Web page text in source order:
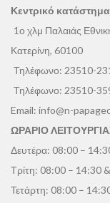
Κεντρικό κατάστημα
1ο χλμ Παλαιάς
Κατερίνη, 60100
Τηλέφωνο: 23510-
Τηλέφωνο: 23510-
Email: info@n-
ΩΡΑΡΙΟ
Δευτέρα: 08:00 –
Τρίτη: 08:00 – 14:30
Τετάρτη: 08:00 –